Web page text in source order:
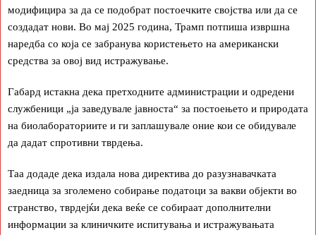
модифицира за да се подобрат постоечките својства или да се
создадат нови. Во мај 2025 година, Трамп потпиша извршна
наредба со која се забранува користењето на американски
средства за овој вид истражување.
Габард истакна дека претходните администрации и одредени
службеници „ја заведувале јавноста“ за постоењето и природата
на биолабораториите и ги заплашувале оние кои се обидувале
да дадат спротивни тврдења.
Таа додаде дека издала нова директива до разузнавачката
заедница за зголемено собирање податоци за вакви објекти во
странство, тврдејќи дека веќе се собираат дополнителни
информации за клиничките испитувања и истражувањата